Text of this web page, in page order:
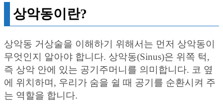
상악동이란?
상악동 거상술을 이해하기 위해서는 먼저 상악동이
무엇인지 알아야 합니다. 상악동(Sinus)은 위쪽 턱,
즉 상악 안에 있는 공기주머니를 의미합니다. 코 옆
에 위치하며, 우리가 숨을 쉴 때 공기를 순환시켜 주
는 역할을 합니다.